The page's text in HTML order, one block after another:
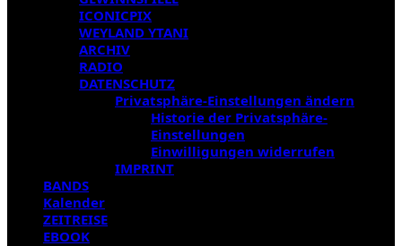
ICONICPIX
WEYLAND YTANI
ARCHIV
RADIO
DATENSCHUTZ
Privatsphäre-Einstellungen ändern
Historie der Privatsphäre-
Einstellungen
Einwilligungen widerrufen
IMPRINT
BANDS
Kalender
ZEITREISE
EBOOK